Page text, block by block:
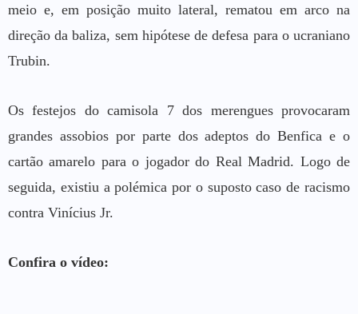
meio e, em posição muito lateral, rematou em arco na
direção da baliza, sem hipótese de defesa para o ucraniano
Trubin.
Os festejos do camisola 7 dos merengues provocaram
grandes assobios por parte dos adeptos do Benfica e o
cartão amarelo para o jogador do Real Madrid. Logo de
seguida, existiu a polémica por o suposto caso de racismo
contra Vinícius Jr.
Confira o vídeo: